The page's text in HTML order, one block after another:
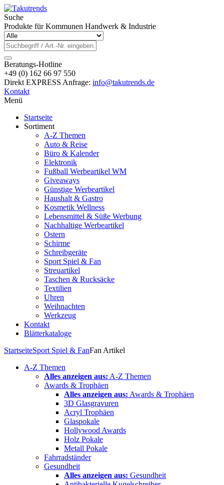
Suche
Produkte für Kommunen Handwerk & Industrie
Beratungs-Hotline
+49 (0) 162 66 97 550
Direkt EXPRESS Anfrage: info@takutrends.de
Kontakt
Menü
Startseite
Sortiment
A-Z Themen
Auto & Reise
Büro & Kalender
Elektronik
Fußball Werbeartikel WM
Giveaways
Günstige Werbeartikel
Haushalt & Gastro
Kosmetik Wellness
Lebensmittel & Süße Werbung
Nachhaltige Werbeartikel
Ostern
Schirme
Schreibgeräte
Sport Spiel & Fan
Streuartikel
Taschen & Rucksäcke
Textilien
Uhren
Weihnachten
Werkzeug
Kontakt
Blätterkataloge
StartseiteSport Spiel & FanFan Artikel
A-Z Themen
Alles anzeigen aus: A-Z Themen
Awards & Trophäen
Alles anzeigen aus: Awards & Trophäen
3D Glasgravuren
Acryl Trophäen
Glaspokale
Hollywood Awards
Holz Pokale
Metall Pokale
Fahrradständer
Gesundheit
Alles anzeigen aus: Gesundheit